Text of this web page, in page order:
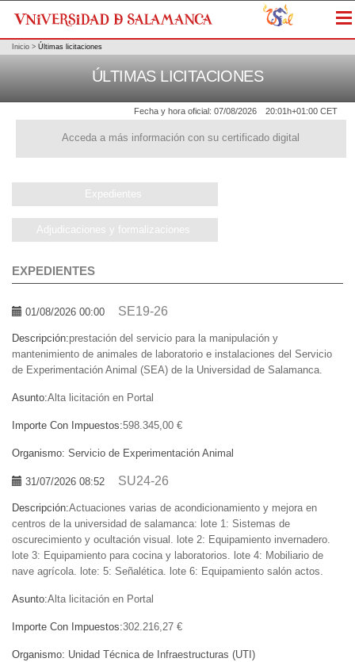
Fecha y hora oficial: 07/08/2026 20:01h+01:00 CET
Acceda a más información con su certificado digital
Inicio > Últimas licitaciones
ÚLTIMAS LICITACIONES
Expedientes
Adjudicaciones y formalizaciones
EXPEDIENTES
01/08/2026 00:00 SE19-26
Descripción:prestación del servicio para la manipulación y
mantenimiento de animales de laboratorio e instalaciones del Servicio
de Experimentación Animal (SEA) de la Universidad de Salamanca.
Asunto:Alta licitación en Portal
Importe Con Impuestos:598.345,00 €
Organismo: Servicio de Experimentación Animal
31/07/2026 08:52 SU24-26
Descripción:Actuaciones varias de acondicionamiento y mejora en
centros de la universidad de salamanca: lote 1: Sistemas de
oscurecimiento y ocultación visual. lote 2: Equipamiento invernadero.
lote 3: Equipamiento para cocina y laboratorios. lote 4: Mobiliario de
nave agrícola. lote: 5: Señalética. lote 6: Equipamiento salón actos.
Asunto:Alta licitación en Portal
Importe Con Impuestos:302.216,27 €
Organismo: Unidad Técnica de Infraestructuras (UTI)